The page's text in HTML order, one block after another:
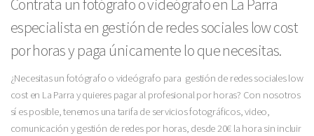
Contrata un fotógrafo o videógrafo en La Parra
especialista en gestión de redes sociales low cost
por horas y paga únicamente lo que necesitas.
¿Necesitas un fotógrafo o videógrafo para gestión de redes sociales low
cost en La Parra y quieres pagar al profesional por horas? Con nosotros
sí es posible, tenemos una tarifa de servicios fotográficos, video,
comunicación y gestión de redes por horas, desde 20€ la hora sin incluir